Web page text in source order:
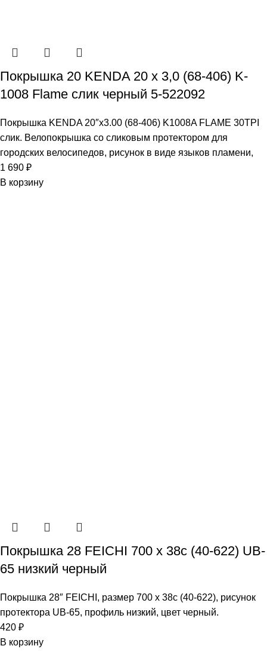
Покрышка 20 KENDA 20 x 3,0 (68-406) K-
1008 Flame слик черный 5-522092
Покрышка KENDA 20″х3.00 (68-406) K1008A FLAME 30TPI
слик. Велопокрышка со сликовым протектором для
городских велосипедов, рисунок в виде языков пламени,
1 690 ₽
В корзину
Покрышка 28 FEICHI 700 х 38c (40-622) UB-
65 низкий черный
Покрышка 28″ FEICHI, размер 700 х 38c (40-622), рисунок
протектора UB-65, профиль низкий, цвет черный.
420 ₽
В корзину